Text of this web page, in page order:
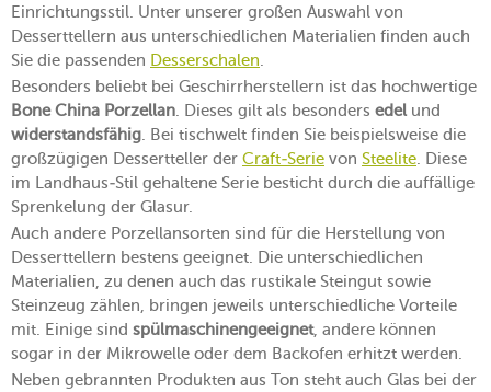
Einrichtungsstil. Unter unserer großen Auswahl von
Desserttellern aus unterschiedlichen Materialien finden auch
Sie die passenden Desserschalen
Besonders beliebt bei Geschirrherstellern ist das hochwertige
Bone China Porzellan . Dieses gilt als besonders edel und
widerstandsfähig . Bei tischwelt finden Sie beispielsweise die
großzügigen Dessertteller der Craft-Serie von Steelite . Diese
im Landhaus-Stil gehaltene Serie besticht durch die auffällige
Sprenkelung der Glasur.
Auch andere Porzellansorten sind für die Herstellung von
Desserttellern bestens geeignet. Die unterschiedlichen
Materialien, zu denen auch das rustikale Steingut sowie
Steinzeug zählen, bringen jeweils unterschiedliche Vorteile
mit. Einige sind spülmaschinengeeignet, andere können
sogar in der Mikrowelle oder dem Backofen erhitzt werden.
Neben gebrannten Produkten aus Ton steht auch Glas bei der